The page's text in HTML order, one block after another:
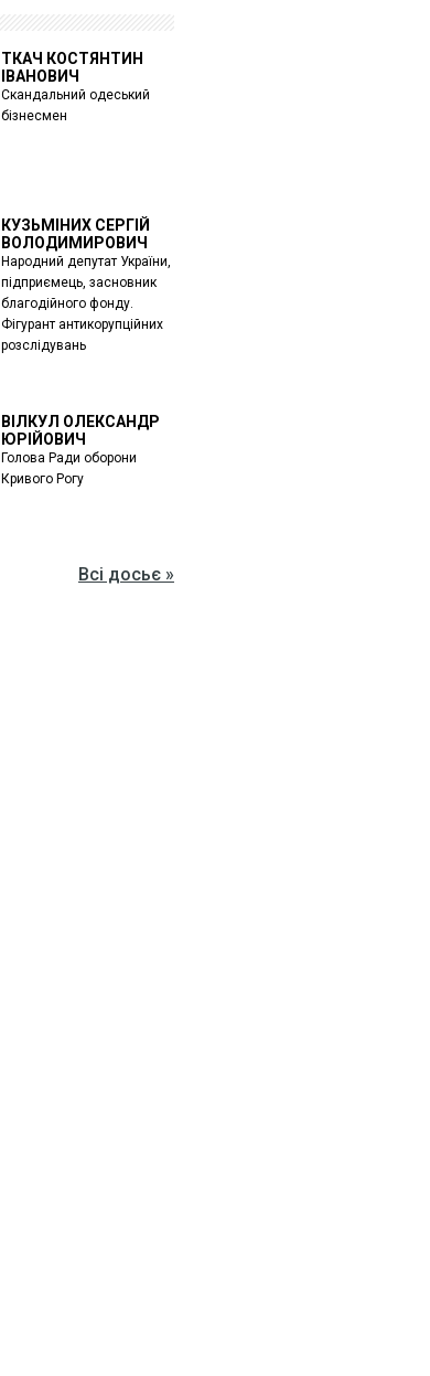
ТКАЧ КОСТЯНТИН
ІВАНОВИЧ
Скандальний одеський
бізнесмен
КУЗЬМІНИХ СЕРГІЙ
ВОЛОДИМИРОВИЧ
Народний депутат України,
підприємець, засновник
благодійного фонду.
Фігурант антикорупційних
розслідувань
ВІЛКУЛ ОЛЕКСАНДР
ЮРІЙОВИЧ
Голова Ради оборони
Кривого Рогу
Всі досьє »